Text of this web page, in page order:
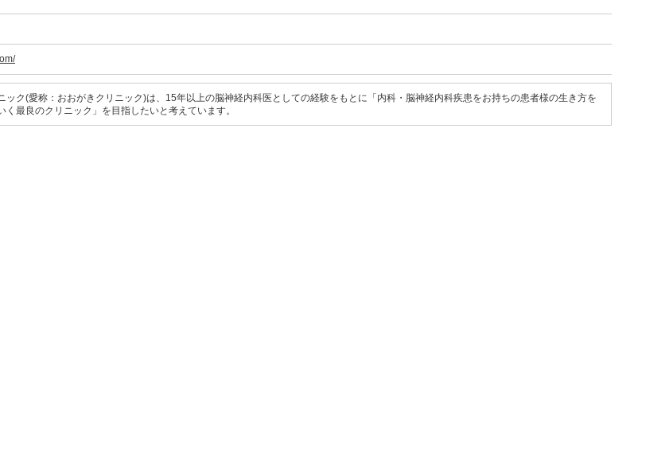
ック(愛称：おおがきクリニック)は、15年以上の脳神経内科医としての経験をもとに「内科・脳神経内科疾患をお持ちの患者様の生き方を
く最良のクリニック」を目指したいと考えています。